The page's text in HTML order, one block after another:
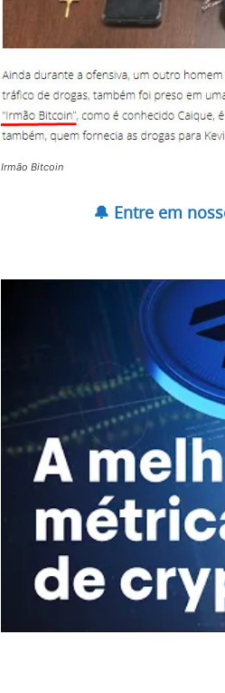
Irmão Bitcoin
🔔 Entre em